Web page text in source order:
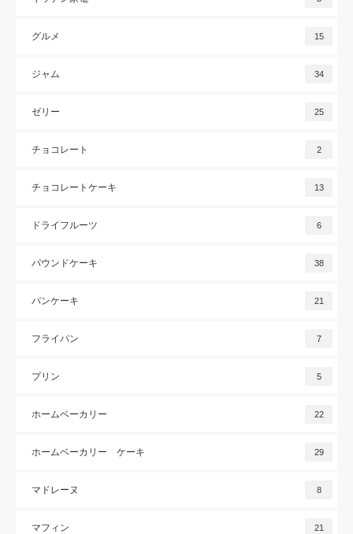
グルメ 15
ジャム 34
ゼリー 25
チョコレート 2
チョコレートケーキ 13
ドライフルーツ 6
パウンドケーキ 38
パンケーキ 21
フライパン 7
プリン 5
ホームベーカリー 22
ホームベーカリー ケーキ 29
マドレーヌ 8
マフィン 21